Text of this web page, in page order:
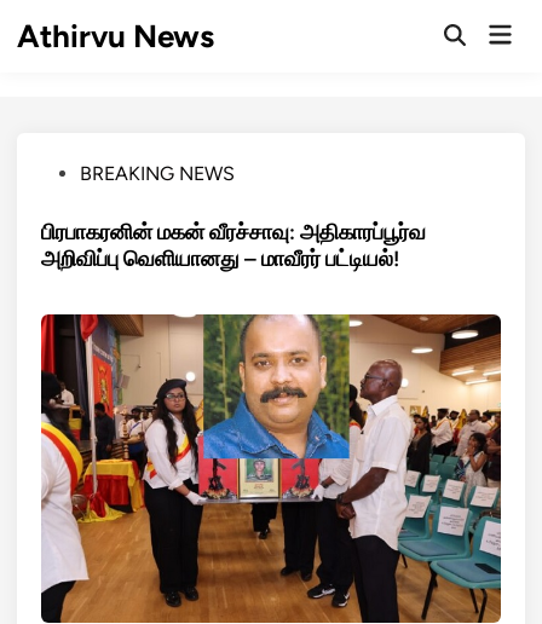
Athirvu News
OpenMain
PostedBREAKING NEWS
பிரபாகரனின் மகன் வீரச்சாவு: அதிகாரப்பூர்வ
அறிவிப்பு வெளியானது – மாவீரர் பட்டியல்!